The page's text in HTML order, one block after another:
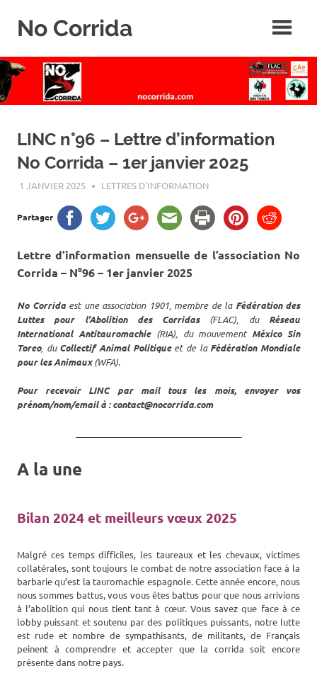
No Corrida
de
la
corrida
LINC n°96 – Lettre d’information
No Corrida – 1er janvier 2025
1 JANVIER 2025 ROGER LAHANA
LETTRES D'INFORMATION
Partager
Lettre d’information mensuelle de l’association No
Corrida – N°96 – 1er janvier 2025
No Corridaest une association 1901, membre de la Fédération des
Luttes pour l’Abolition des Corridas(FLAC), du Réseau
International Antitauromachie(RIA), du mouvementMéxico Sin
Toreo, du Collectif Animal Politique et de la Fédération Mondiale
pour les Animaux(WFA).
Pour recevoir LINC par mail tous les mois, envoyer vos
prénom/nom/email à : contact@nocorrida.com
A la une
Bilan 2024 et meilleurs vœux 2025
Malgré ces temps difficiles, les taureaux et les chevaux, victimes
collatérales, sont toujours le combat de notre association face à la
barbarie qu’est la tauromachie espagnole. Cette année encore, nous
nous sommes battus, vous vous êtes battus pour que nous arrivions
à l’abolition qui nous tient tant à cœur. Vous savez que face à ce
lobby puissant et soutenu par des politiques puissants, notre lutte
est rude et nombre de sympathisants, de militants, de Français
peinent à comprendre et accepter que la corrida soit encore
présente dans notre pays.